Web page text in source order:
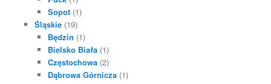
Sopot (1)
Śląskie(19)
Będzin (1)
Bielsko Biała (1)
Częstochowa (2)
Dąbrowa Górnicza (1)